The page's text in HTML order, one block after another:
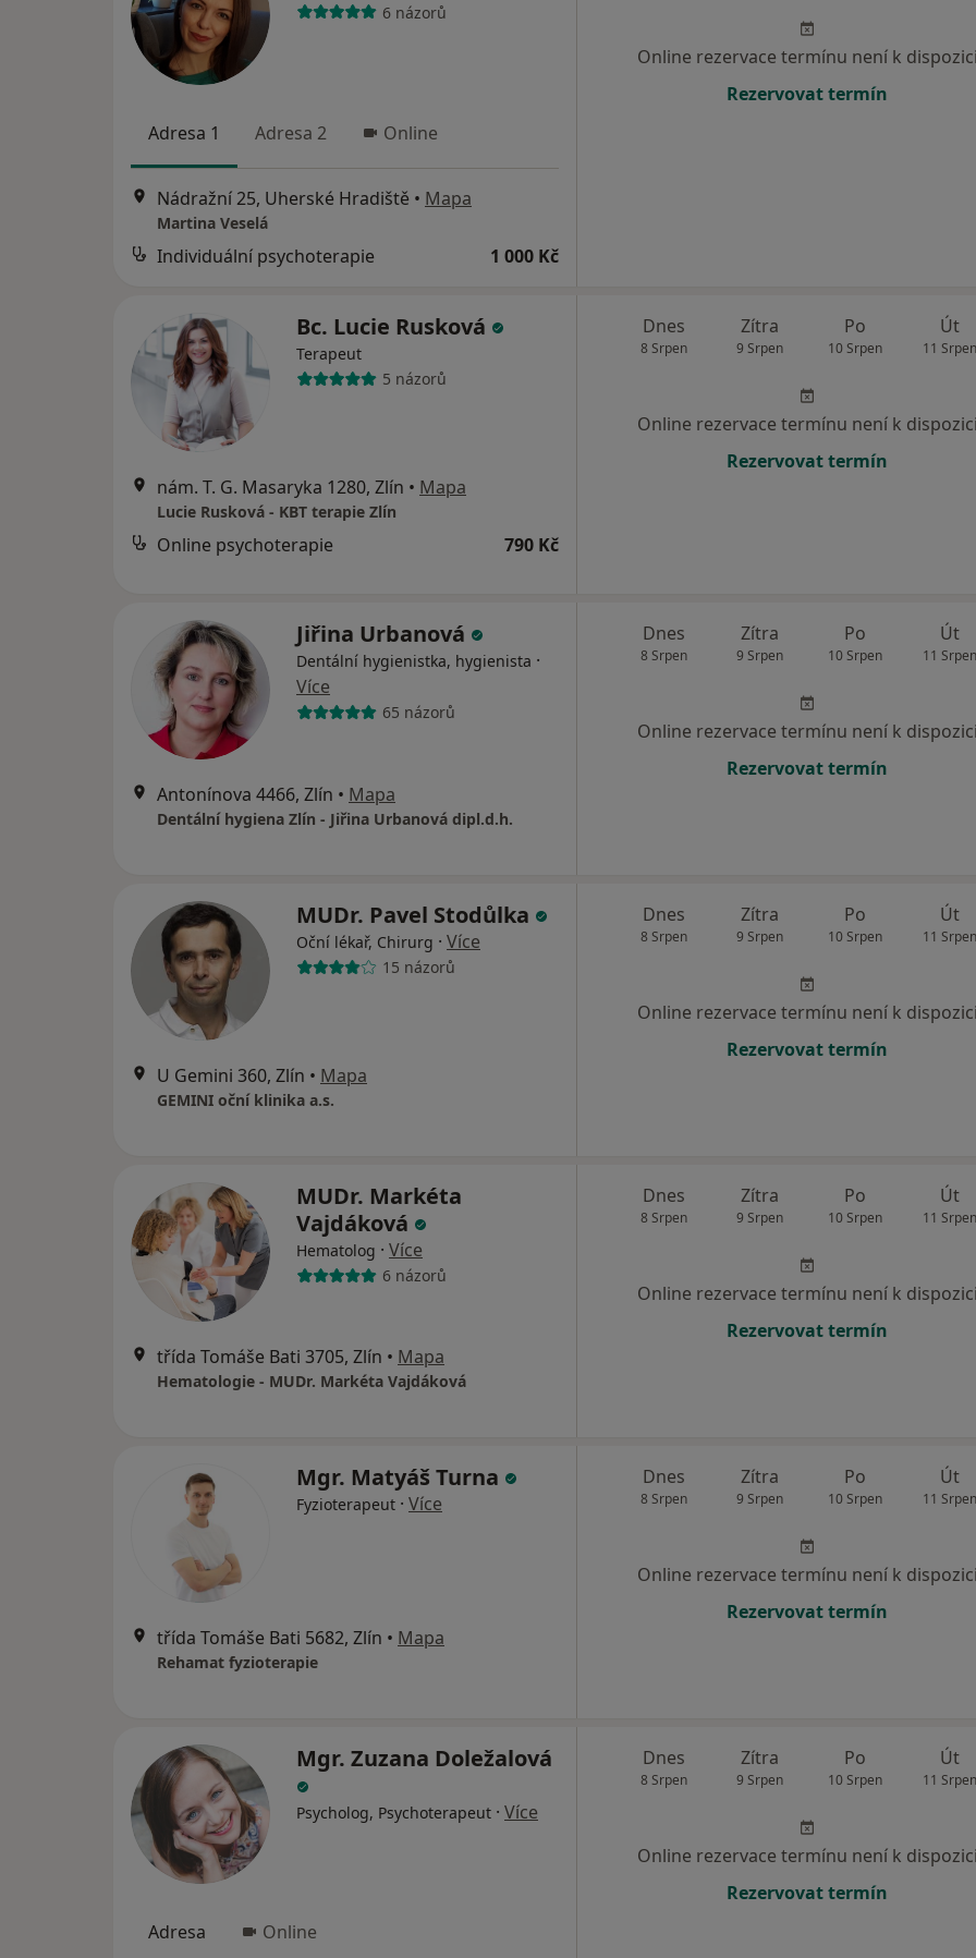
6 názorů
Adresa 1 Adresa 2 Online
Nádražní 25, Uherské Hradiště • Mapa
Martina Veselá
Individuální psychoterapie 1 000 Kč
Online rezervace termínu není k dispozici
Rezervovat termín
Bc. Lucie Rusková
Terapeut
5 názorů
nám. T. G. Masaryka 1280, Zlín • Mapa
Lucie Rusková - KBT terapie Zlín
Online psychoterapie 790 Kč
Dnes
8 Srpen
Zítra
9 Srpen
Po
10 Srpen
Út
11 Srpen
Online rezervace termínu není k dispozici
Rezervovat termín
Jiřina Urbanová
Dentální hygienistka, hygienista ·
Více
65 názorů
Antonínova 4466, Zlín • Mapa
Dentální hygiena Zlín - Jiřina Urbanová dipl.d.h.
Dnes
8 Srpen
Zítra
9 Srpen
Po
10 Srpen
Út
11 Srpen
Online rezervace termínu není k dispozici
Rezervovat termín
MUDr. Pavel Stodůlka
Oční lékař, Chirurg · Více
15 názorů
U Gemini 360, Zlín • Mapa
GEMINI oční klinika a.s.
Dnes
8 Srpen
Zítra
9 Srpen
Po
10 Srpen
Út
11 Srpen
Online rezervace termínu není k dispozici
Rezervovat termín
MUDr. Markéta
Vajdáková
Hematolog · Více
6 názorů
třída Tomáše Bati 3705, Zlín • Mapa
Hematologie - MUDr. Markéta Vajdáková
Dnes
8 Srpen
Zítra
9 Srpen
Po
10 Srpen
Út
11 Srpen
Online rezervace termínu není k dispozici
Rezervovat termín
Mgr. Matyáš Turna
Fyzioterapeut · Více
třída Tomáše Bati 5682, Zlín • Mapa
Rehamat fyzioterapie
Dnes
8 Srpen
Zítra
9 Srpen
Po
10 Srpen
Út
11 Srpen
Online rezervace termínu není k dispozici
Rezervovat termín
Mgr. Zuzana Doležalová
Psycholog, Psychoterapeut · Více
Adresa Online
Dnes
8 Srpen
Zítra
9 Srpen
Po
10 Srpen
Út
11 Srpen
Online rezervace termínu není k dispozici
Rezervovat termín